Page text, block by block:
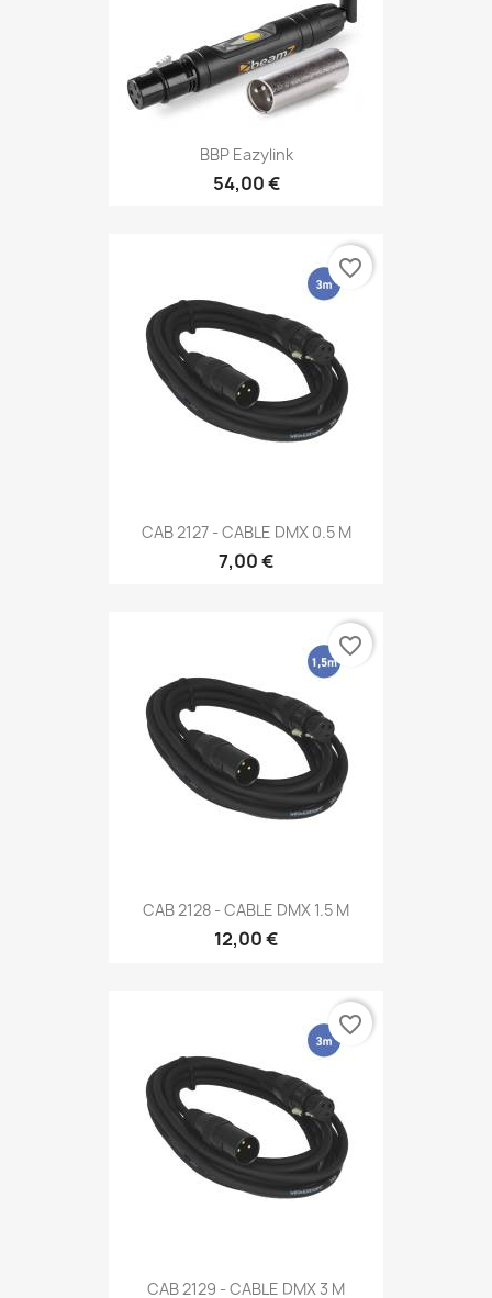
BBP Eazylink
54,00 €
CAB 2127 - CABLE DMX 0.5 M
7,00 €
favorite_border
CAB 2128 - CABLE DMX 1.5 M
12,00 €
favorite_border
CAB 2129 - CABLE DMX 3 M
favorite_border